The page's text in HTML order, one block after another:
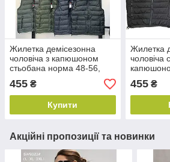
Жилетка демісезонна
чоловіча з капюшоном
стьобана норма 48-56,
колір уточнюйте під час
замовлення
455 ₴
Купити
Жилетка
чоловіча
колір
455₴
Акційні пропозиції та новинки